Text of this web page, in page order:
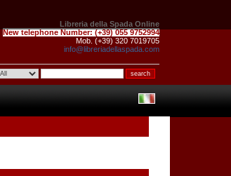
Libreria della Spada Online
New telephone Number:(+39) 055 9752994
Mob. (+39) 320 7019705
info@libreriadellaspada.com